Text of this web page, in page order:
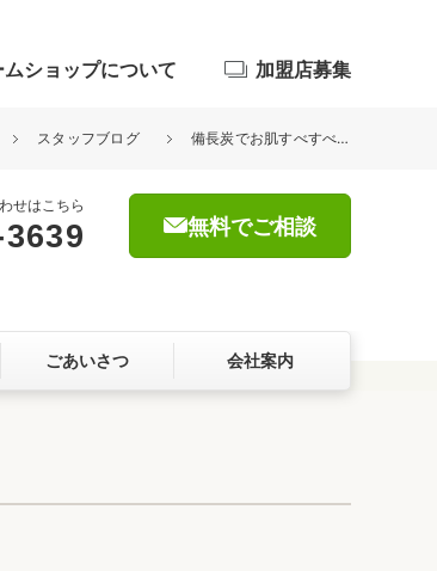
屋根・外壁
ショップについて
、価値・性能向上
加盟店募集
スタッフブログ 備長炭でお肌すべすべ！！
せはこちら
無料でご相談
ごあいさつ 会社案内